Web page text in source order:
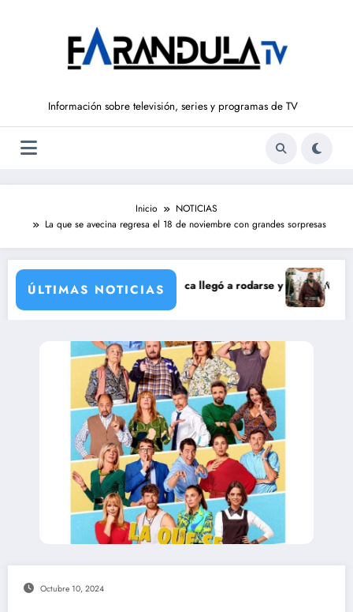
Información sobre televisión, series y programas de TV
Inicio
NOTICIAS
La que se avecina regresa el 18 de noviembre con grandes sorpresas
ÚLTIMAS NOTICIAS
de María Castro
Ordóñez que nunca llegó a rodarse y que convertía a Isabel
‘Sandokán’
Octubre 10, 2024